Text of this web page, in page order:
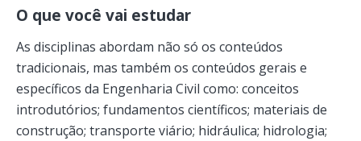
O que você vai estudar
As disciplinas abordam não só os conteúdos
tradicionais, mas também os conteúdos gerais e
específicos da Engenharia Civil como: conceitos
introdutórios; fundamentos científicos; materiais de
construção; transporte viário; hidráulica; hidrologia;